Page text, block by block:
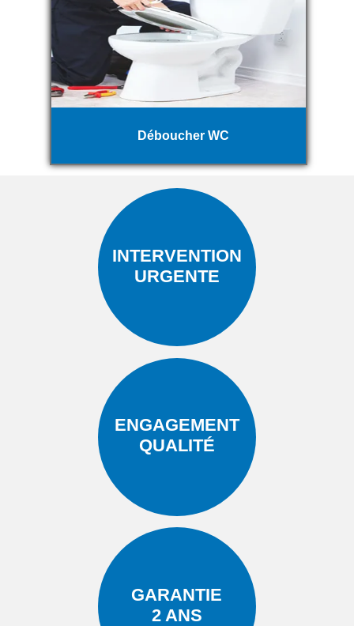
Déboucher WC
INTERVENTION
URGENTE
ENGAGEMENT
QUALITÉ
GARANTIE
2 ANS